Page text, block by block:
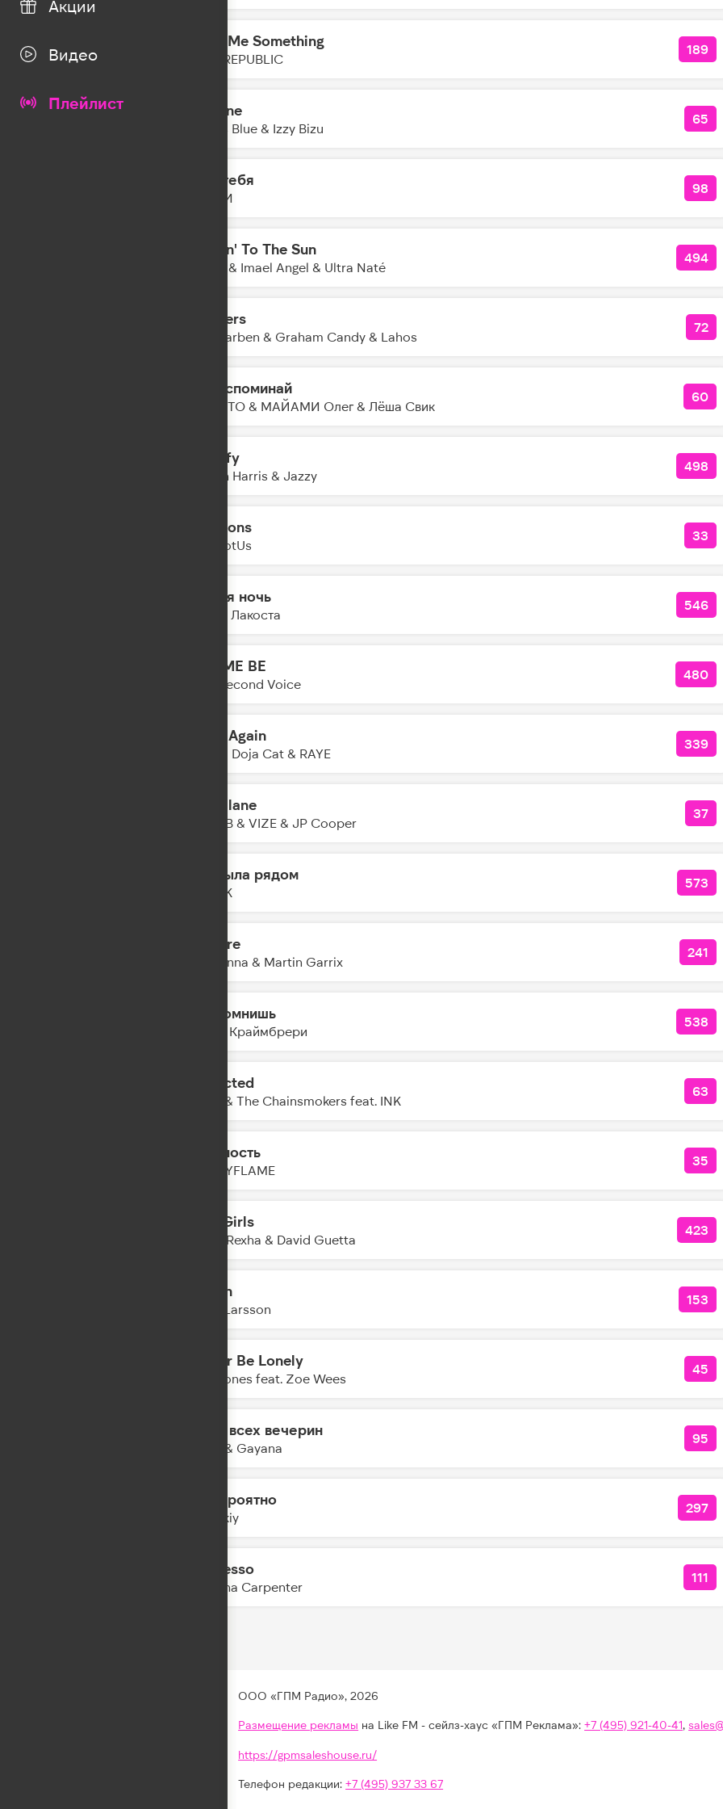
Акции
Видео
Плейлист
21:42 Give Me Something
ONE REPUBLIC
189
Lifeline
Jonas Blue & Izzy Bizu
65
Без тебя
НайдИ
98
Movin' To The Sun
Hugel & Imael Angel & Ultra Naté
494
Flowers
Alle Farben & Graham Candy & Lahos
72
Не Вспоминай
NILETTO & МАЙАМИ Олег & Лёша Свик
60
Satisfy
Calvin Harris & Jazzy
498
Canyons
YouNotUs
33
Белая ночь
Коста Лакоста
546
LET ME BE
The Second Voice
480
Born Again
Lisa & Doja Cat & RAYE
339
Jet Plane
R3HAB & VIZE & JP Cooper
37
Ты была рядом
FEDUK
573
Bizarre
Madonna & Martin Garrix
241
Ты помнишь
Мари Краймбрери
538
Addicted
Zerb & The Chainsmokers feat. INK
63
Нежность
HOLLYFLAME
35
Sad Girls
Bebe Rexha & David Guetta
423
Crush
Zara Larsson
153
Never Be Lonely
Jax Jones feat. Zoe Wees
45
Гимн всех вечерин
MOT & Gayana
95
Невероятно
Zvonkiy
297
Espresso
Sabrina Carpenter
111
ООО «ГПМ Радио», 2026
Размещение рекламы на Like FM - сейлз-хаус «ГПМ Реклама»:+7 (495) 921-40-41,
https://gpmsaleshouse.ru/
Телефон редакции:+7 (495) 937 33 67